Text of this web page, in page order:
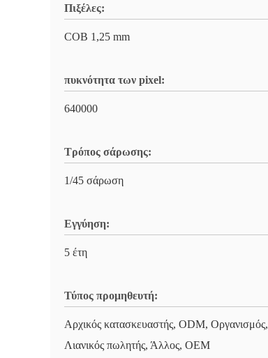
Πιξέλες:
COB 1,25 mm
πυκνότητα των pixel:
640000
Τρόπος σάρωσης:
1/45 σάρωση
Εγγύηση:
5 έτη
Τύπος προμηθευτή:
Αρχικός κατασκευαστής, ODM, Οργανισμός,
Λιανικός πωλητής, Άλλος, OEM